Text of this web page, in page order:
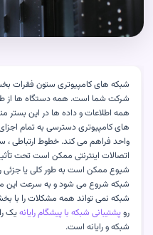
شبکه های کامپیوتری ستون فقرات
شرکت شما است. همه دستگاه ها از
همه اطلاعات و داده ها در این
های کامپیوتری دسترسی به تمام
واحد فراهم می کند. خطوط ارتباطی ،
اتصالات اینترنتی ممکن است تحت
شیوع ممکن است به طور کلی یا جزئی
شبکه شروع می شود و به سرعت این
شبکه نمی تواند همه مشکلات را با
روپشتیبانی شبکه با پیشگام رایانهیک
شبکه و رایانه است.